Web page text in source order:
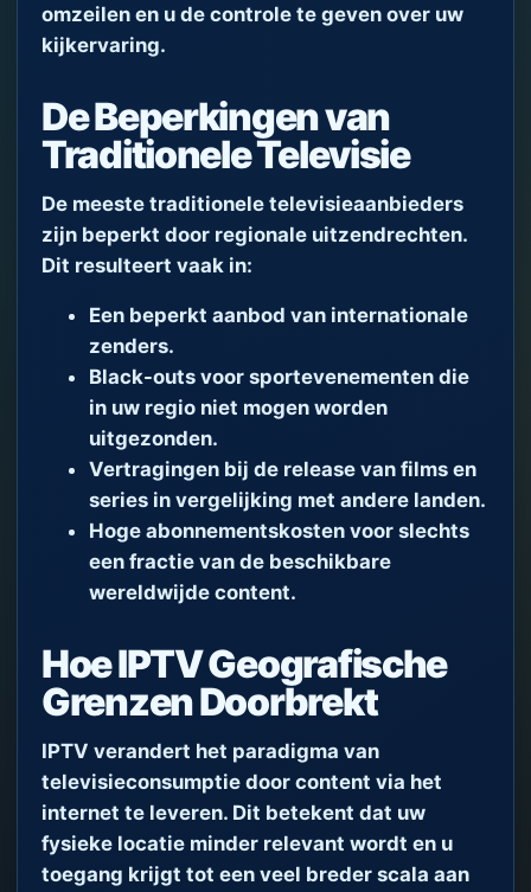
omzeilen en u de controle te geven over uw
kijkervaring.
De Beperkingen van
Traditionele Televisie
De meeste traditionele televisieaanbieders
zijn beperkt door regionale uitzendrechten.
Dit resulteert vaak in:
Een beperkt aanbod van internationale
zenders.
Black-outs voor sportevenementen die
in uw regio niet mogen worden
uitgezonden.
Vertragingen bij de release van films en
series in vergelijking met andere landen.
Hoge abonnementskosten voor slechts
een fractie van de beschikbare
wereldwijde content.
Hoe IPTV Geografische
Grenzen Doorbrekt
IPTV verandert het paradigma van
televisieconsumptie door content via het
internet te leveren. Dit betekent dat uw
fysieke locatie minder relevant wordt en u
toegang krijgt tot een veel breder scala aan